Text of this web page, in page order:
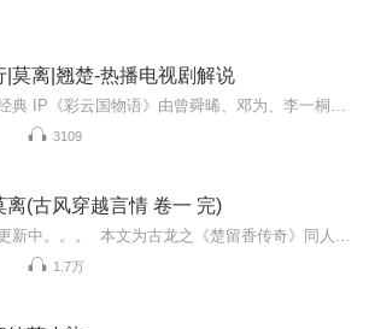
|莫离|翘楚-热播电视剧解说
3109
离(古风穿越言情 卷一 完)
1.7万